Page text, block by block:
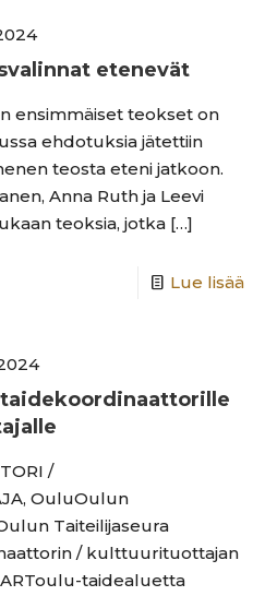
etenevät
ensimmäiset teokset on
ehdotuksia jätettiin
teosta eteni jatkoon.
Anna Ruth ja Leevi
teoksia, jotka […]
Lue lisää
/
OuluOulun
Taiteilijaseura
/ kulttuurituottajan
taidealuetta